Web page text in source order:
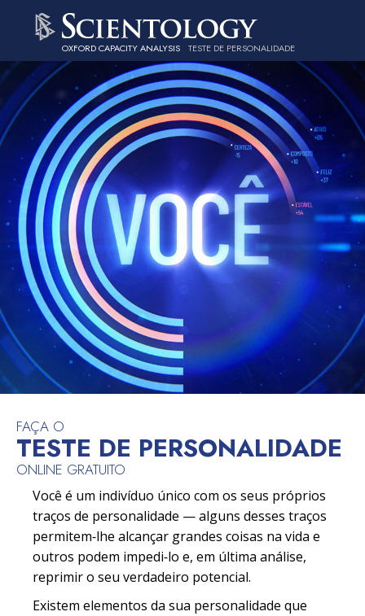
OXFORD CAPACITY ANALYSIS TESTE DE PERSONALIDADE
FAÇA O
TESTE DE PERSONALIDADE
ONLINE GRATUITO
Você é um indivíduo único com os seus próprios
traços de personalidade — alguns desses traços
permitem‑lhe alcançar grandes coisas na vida e
outros podem impedi‑lo e, em última análise,
reprimir o seu verdadeiro potencial.
Existem elementos da sua personalidade que